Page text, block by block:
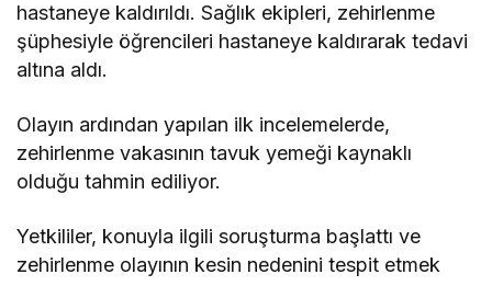
hastaneye kaldırıldı. Sağlık ekipleri, zehirlenme
şüphesiyle öğrencileri hastaneye kaldırarak tedavi
altına aldı.
Olayın ardından yapılan ilk incelemelerde,
zehirlenme vakasının tavuk yemeği kaynaklı
olduğu tahmin ediliyor.
Yetkililer, konuyla ilgili soruşturma başlattı ve
zehirlenme olayının kesin nedenini tespit etmek